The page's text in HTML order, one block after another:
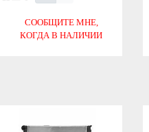
СООБЩИТЕ МНЕ,
КОГДА В НАЛИЧИИ